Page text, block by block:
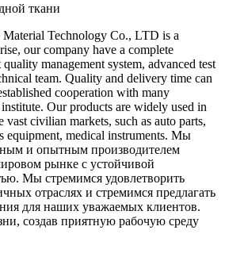
ткани
Material Technology Co., LTD is a
our company have a complete
management system, advanced test
team. Quality and delivery time can
cooperation with many
Our products are widely used in
vast civilian markets, such as auto parts,
equipment, medical instruments. Мы
и опытным производителем
рынке с устойчивой
Мы стремимся удовлетворить
отраслях и стремимся предлагать
для наших уважаемых клиентов.
создав приятную рабочую среду